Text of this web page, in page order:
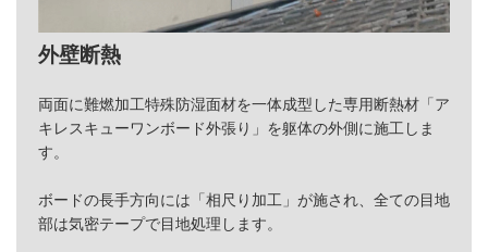
外壁断熱
両面に難燃加工特殊防湿面材を一体成型した専用断熱材「ア
キレスキューワンボード外張り」を躯体の外側に施工しま
す。
ボードの長手方向には「相尺り加工」が施され、全ての目地
部は気密テープで目地処理します。